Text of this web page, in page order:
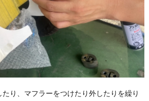
り、マフラーをつけたり外したりを繰り